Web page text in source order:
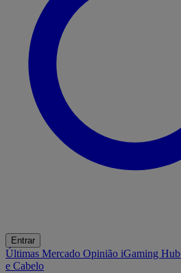
Entrar
Últimas Mercado Opinião iGaming Hub
e Cabelo